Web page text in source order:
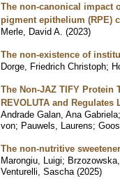
The non-canonical impact
pigment epithelium (RPE)
Merle, David A. (2023)
The non-existence of
Dorge, Friedrich Christoph;
The Non-JAZ TIFY Protein
REVOLUTA and Regulates
Andrade Galan, Ana Gabriela
von; Pauwels, Laurens;
The non-nutritive
Marongiu, Luigi;
Venturelli, Sascha (2025)